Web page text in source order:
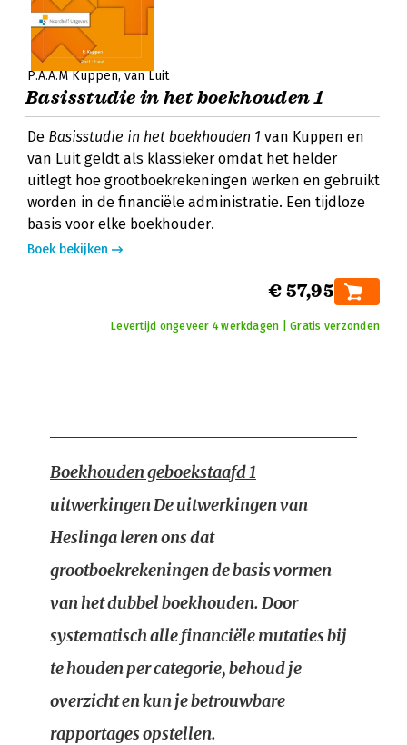
P.A.A.M Kuppen van Luit
Basisstudie in het boekhouden 1
De Basisstudie in het boekhouden 1 van Kuppen en
van Luit geldt als klassieker omdat het helder
uitlegt hoe grootboekrekeningen werken en gebruikt
worden in de financiële administratie. Een tijdloze
basis voor elke boekhouder.
Boek bekijken
€ 57,95
Levertijd ongeveer 4 werkdagen | Gratis verzonden
Boekhouden geboekstaafd 1
uitwerkingenDe uitwerkingen van
Heslinga leren ons dat
grootboekrekeningen de basis vormen
van het dubbel boekhouden. Door
systematisch alle financiële mutaties bij
te houden per categorie, behoud je
overzicht en kun je betrouwbare
rapportages opstellen.